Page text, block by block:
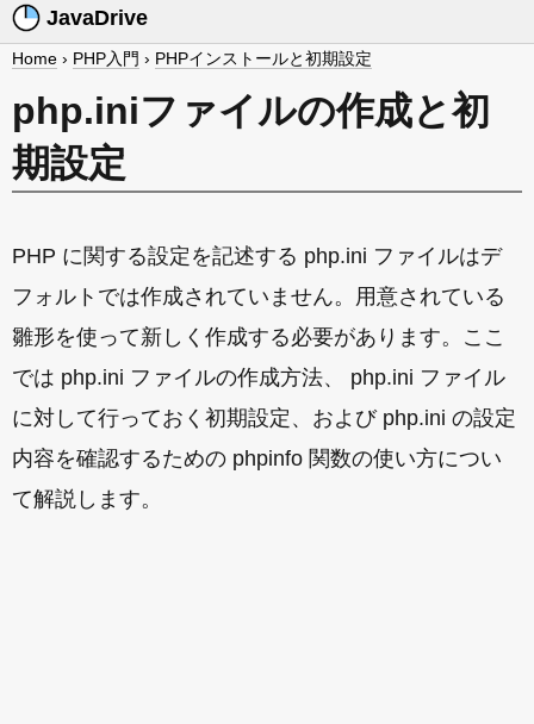
JavaDrive
Home › PHP入門 › PHPインストールと初期設定
php.iniファイルの作成と初
期設定
PHP に関する設定を記述する php.ini ファイルはデ
フォルトでは作成されていません。用意されている
雛形を使って新しく作成する必要があります。ここ
では php.ini ファイルの作成方法、 php.ini ファイル
に対して行っておく初期設定、および php.ini の設定
内容を確認するための phpinfo 関数の使い方につい
て解説します。